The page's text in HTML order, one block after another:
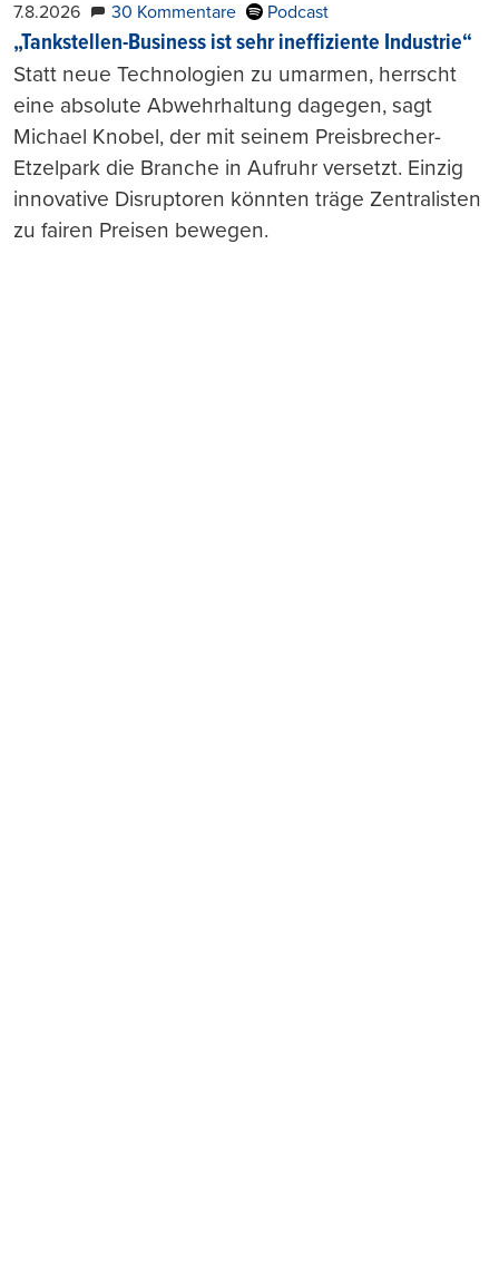
7.8.2026 30 Kommentare Podcast
„Tankstellen-Business ist sehr ineffiziente Industrie“
Statt neue Technologien zu umarmen, herrscht
eine absolute Abwehrhaltung dagegen, sagt
Michael Knobel, der mit seinem Preisbrecher-
Etzelpark die Branche in Aufruhr versetzt. Einzig
innovative Disruptoren könnten träge Zentralisten
zu fairen Preisen bewegen.